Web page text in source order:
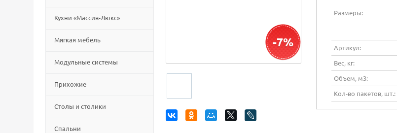
Кухни «Массив-Люкс»
Мягкая мебель
Модульные системы
Прихожие
Столы и столики
Спальни
-7%
Размеры:
Артикул:
Вес, кг:
Объем, м3:
Кол-во пакетов, шт.: